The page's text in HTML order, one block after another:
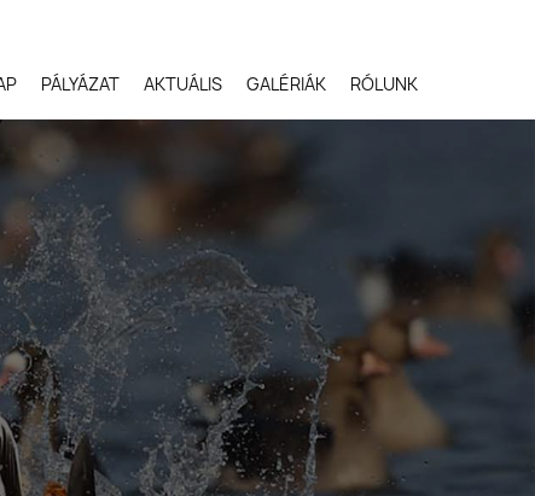
PÁLYÁZAT
Robert Gloeckner,
Egyesült Államok
Svetlana Ivanenko,
Oroszország
Terje Kolaas, Norvégia
Lóki Csaba,
AKTUÁLIS GALÉRIÁK RÓLUNK